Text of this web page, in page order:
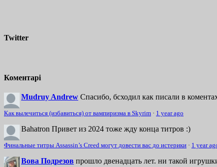
Twitter
Коментарі
Mudruy Andrew Спасибо, бсходил как писали в
Как вылечиться (избавиться) от вампиризма в Skyrim · 1 year ago
Bahatron Привет из 2024 тоже жду конца титров :)
Финальные титры Assassin’s Creed могут довести вас до истерики · 1 year
Вова Подрезов прошло двенадцать лет. ни такой